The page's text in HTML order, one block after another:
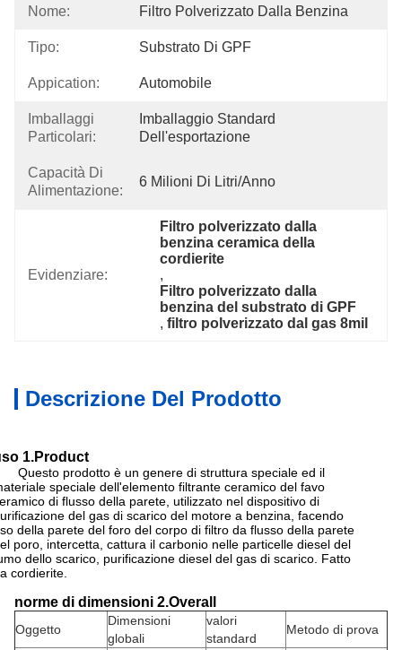
Nome: Filtro Polverizzato Dalla Benzina
Tipo: Substrato Di GPF
Appication: Automobile
Imballaggi
Particolari:
Imballaggio Standard
Dell'esportazione
Capacità Di
Alimentazione:
6 Milioni Di Litri/anno
Evidenziare:
Filtro polverizzato dalla
benzina ceramica della
cordierite
,
Filtro polverizzato dalla
benzina del substrato di GPF
, filtro polverizzato dal gas 8mil
Descrizione Del Prodotto
1.Product
prodotto è un genere di struttura speciale ed il
speciale dell'elemento filtrante ceramico del favo
di flusso della parete, utilizzato nel dispositivo di
del gas di scarico del motore a benzina, facendo
della parete del foro del corpo di filtro da flusso della parete
poro, intercetta, cattura il carbonio nelle particelle diesel del
dello scarico, purificazione diesel del gas di scarico. Fatto
cordierite.
norme di dimensioni 2.Overall
Oggetto
Dimensioni
globali
valori
standard
Metodo di prova